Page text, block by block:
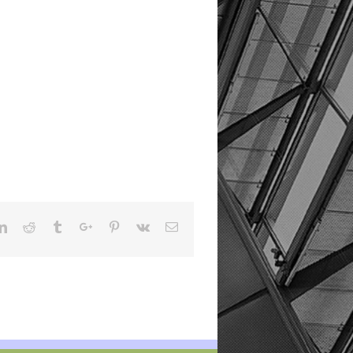
LinkedinReddit TumblrGoogle+Pinterest
Vk Email